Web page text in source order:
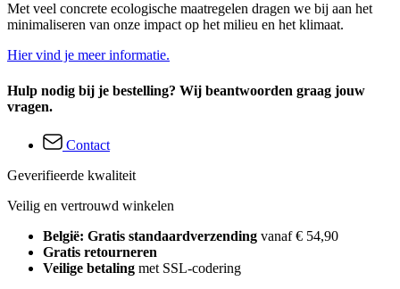
Met veel concrete ecologische maatregelen dragen we bij aan het
minimaliseren van onze impact op het milieu en het klimaat.
Hier vind je meer informatie.
Hulp nodig bij je bestelling? Wij beantwoorden graag jouw
vragen.
Contact
Geverifieerde kwaliteit
Veilig en vertrouwd winkelen
België: Gratis standaardverzending vanaf € 54,90
Gratis retourneren
Veilige betaling met SSL-codering